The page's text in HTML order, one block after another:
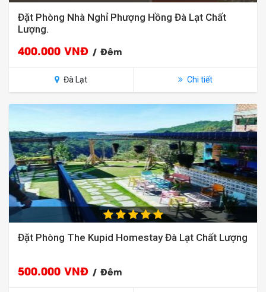
Đặt Phòng Nhà Nghỉ Phượng Hồng Đà Lạt Chất
Lượng.
400.000 VNĐ / Đêm
Đà Lạt Chi tiết
Đặt Phòng The Kupid Homestay Đà Lạt Chất Lượng
500.000 VNĐ / Đêm